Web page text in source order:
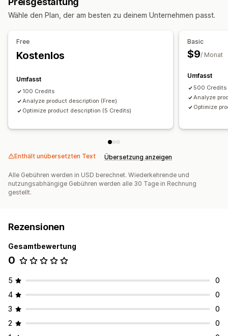
Alt-Text
Tags Varianten
Massenbearbeitung
Keyword-Recherche
Wähle den Plan, der am besten zu deinem Unternehmen passt.
Free
Kostenlos
Umfasst
100 Credits
Analyze product description (Free)
Optimize product description (5 Credits)
Basic
$9/ Monat
Umfasst
500 Credits
Analyze
Optimize
Enthält unübersetzten Text Übersetzung anzeigen
Alle Gebühren werden in USD berechnet. Wiederkehrende und
nutzungsabhängige Gebühren werden alle 30 Tage in Rechnung
gestellt.
Rezensionen
Gesamtbewertung
0
5
0
4
0
3
0
2
0